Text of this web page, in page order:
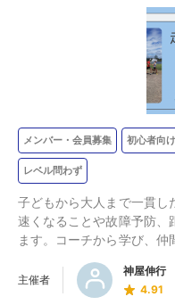
メンバー・会員募集 初心者向け
レベル問わず
子どもから大人まで一貫し
速くなることや故障予防、
ます。コーチから学び、仲
標を持って取り組む方は
0円 年会費2,000円 月会
主催者
神屋伸行
4.91